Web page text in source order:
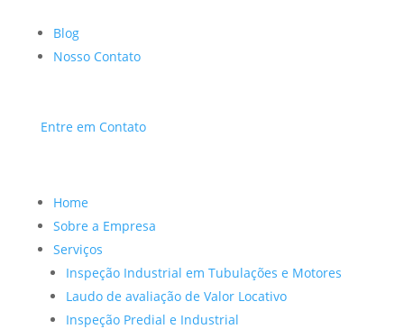
Blog
Nosso Contato
Entre em Contato
Home
Sobre a Empresa
Serviços
Inspeção Industrial em Tubulações e Motores
Laudo de avaliação de Valor Locativo
Inspeção Predial e Industrial